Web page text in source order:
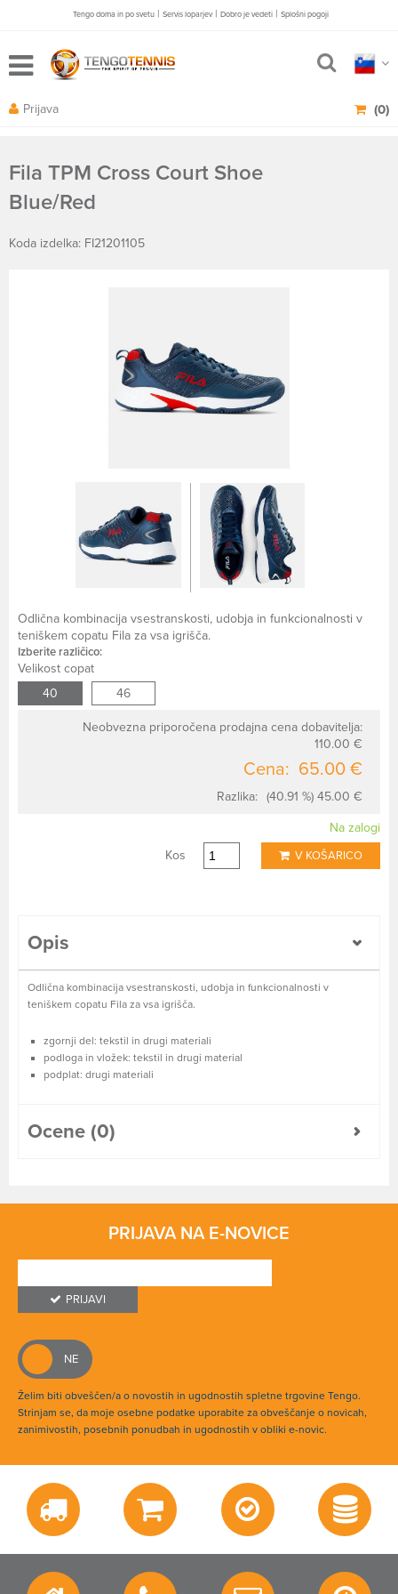
Tengo doma in po svetu | Servis loparjev | Dobro je vedeti | Splošni pogoji
(0)
Prijava
Fila TPM Cross Court Shoe
Blue/Red
Koda izdelka: FI21201105
Odlična kombinacija vsestranskosti, udobja in funkcionalnosti v
teniškem copatu Fila za vsa igrišča.
Izberite različico:
Velikost copat
40
46
Neobvezna priporočena prodajna cena dobavitelja:
110.00 €
Cena: 65.00 €
Razlika: (40.91 %) 45.00 €
Na zalogi
Kos
V KOŠARICO
Opis
Odlična kombinacija vsestranskosti, udobja in funkcionalnosti v
teniškem copatu Fila za vsa igrišča.
zgornji del: tekstil in drugi materiali
podloga in vložek: tekstil in drugi material
podplat: drugi materiali
Ocene (0)
PRIJAVA NA E-NOVICE
PRIJAVI
Želim biti obveščen/a o novostih in ugodnostih spletne trgovine Tengo.
Strinjam se, da moje osebne podatke uporabite za obveščanje o novicah,
zanimivostih, posebnih ponudbah in ugodnostih v obliki e-novic.